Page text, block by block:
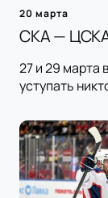
20 марта
СКА —
27 и 29 марта
уступать